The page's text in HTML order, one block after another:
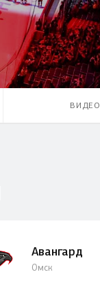
ВИДЕО
Авангард
Омск